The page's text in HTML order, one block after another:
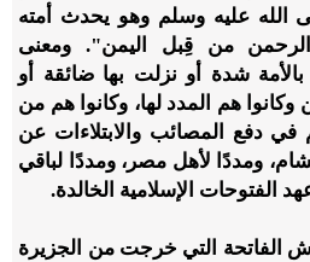
الله عليه وسلم وهو يحدث أمته
من قِبل اليمن". ومعنى
شدة أو نزلت بها ضائقة أو
وكانوا هم المدد لها، وكانوا هم من
في دفع المصائب والابتلاءات عن
ومددًا لأهل مصر، ومددًا لباقي
الفتوحات الإسلامية الخالدة.
الفاتحة التي خرجت من الجزيرة